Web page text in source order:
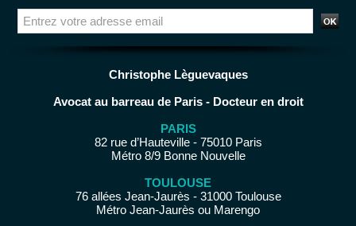
Christophe Lèguevaques
Avocat au barreau de Paris - Docteur en droit
PARIS
82 rue d’Hauteville - 75010 Paris
Métro 8/9 Bonne Nouvelle
TOULOUSE
76 allées Jean-Jaurès - 31000 Toulouse
Métro Jean-Jaurès ou Marengo